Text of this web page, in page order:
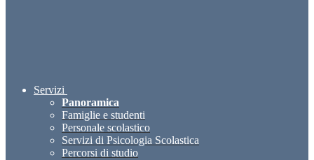
Servizi
Panoramica
Famiglie e studenti
Personale scolastico
Servizi di Psicologia Scolastica
Percorsi di studio